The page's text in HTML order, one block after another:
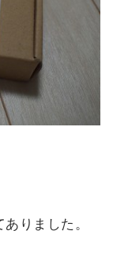
ありました。